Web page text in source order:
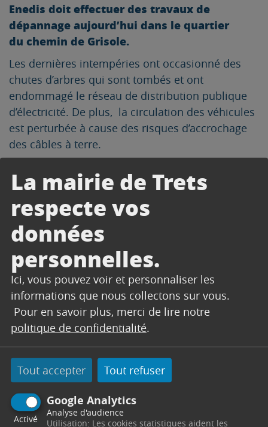
La mairie de Trets
respecte vos
données
personnelles.
Ici, vous pouvez voir et personnaliser les
informations que nous collectons sur vous.
Pour en savoir plus, merci de lire notre
politique de confidentialité.
Tout accepter Tout refuser
Google Analytics
Activé
Analyse d'audience
Utilisation: Les cookies statistiques aident les
Enedis doit effectuer des travaux de
dépannage aujourd’hui dans le quartier
du chemin de Grisole.
Les dernières intempéries ont occasionné des
chutes d’arbres qui sont tombés et ont
endommagé le réseau de distribution publique
d’électricité. De plus, la circulation des véhicules
est perturbée à cause des risques d’accrochage
des câbles à terre.
Pour procéder à l’élagage, d’une part, et aux
réparations d’autres part, les services d’Enedis
vont devoir mettre hors service l’alimentation
électrique du secteur.
Une coupure est prévue ce jour de 9h30 à
16h
SERVICES TECHNIQUES
Secrétariat